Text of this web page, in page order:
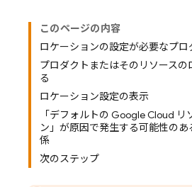
このページの内容
ロケーションの設定が必要なプ
プロダクトまたはそのリソース
る
ロケーション設定の表示
「デフォルトの Google Cloud リ
ン」が原因で発生する可能性の
係
次のステップ